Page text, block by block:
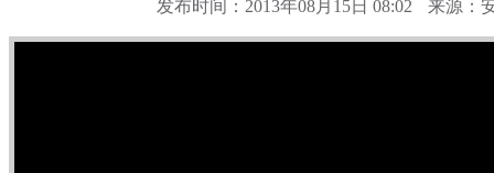
发布时间：2013年08月15日 08:02 来源：